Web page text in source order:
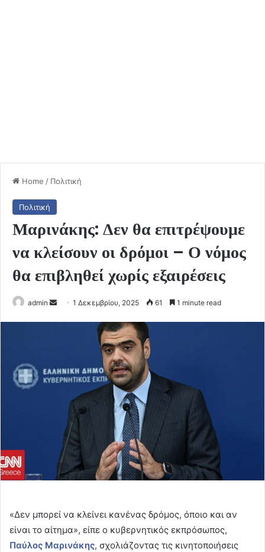
Home / Πολιτική
Πολιτική
Μαρινάκης: Δεν θα επιτρέψουμε
να κλείσουν οι δρόμοι – Ο νόμος
θα επιβληθεί χωρίς εξαιρέσεις
admin
Send1 Δεκεμβρίου, 2025 61 1 minute read
«Δεν μπορεί να κλείνει κανένας δρόμος, όποιο και αν
είναι το αίτημα», είπε ο κυβερνητικός εκπρόσωπος,
Παύλος Μαρινάκης, σχολιάζοντας τις κινητοποιήσεις